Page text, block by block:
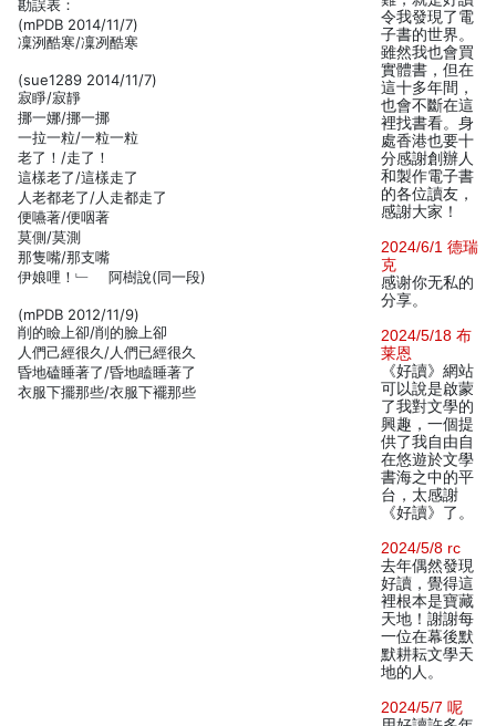
勘誤表：
(mPDB 2014/11/7)
凜洌酷寒/凜冽酷寒
(sue1289 2014/11/7)
寂睜/寂靜
挪一娜/挪一挪
一拉一粒/一粒一粒
老了！/走了！
這樣老了/這樣走了
人老都老了/人走都走了
便嚥著/便咽著
莫側/莫測
那隻嘴/那支嘴
伊娘哩！﹂ 阿樹說(同一段)
(mPDB 2012/11/9)
削的瞼上卻/削的臉上卻
人們己經很久/人們已經很久
昏地磕睡著了/昏地瞌睡著了
衣服下擺那些/衣服下襬那些
令我發現了電
子書的世界。
雖然我也會買
實體書，但在
這十多年間，
也會不斷在這
裡找書看。身
處香港也要十
分感謝創辦人
和製作電子書
的各位讀友，
感謝大家！
2024/6/1 德瑞
克
感谢你无私的
分享。
2024/5/18 布
莱恩
《好讀》網站
可以說是啟蒙
了我對文學的
興趣，一個提
供了我自由自
在悠遊於文學
書海之中的平
台，太感謝
《好讀》了。
2024/5/8 rc
去年偶然發現
好讀，覺得這
裡根本是寶藏
天地！謝謝每
一位在幕後默
默耕耘文學天
地的人。
2024/5/7 呢